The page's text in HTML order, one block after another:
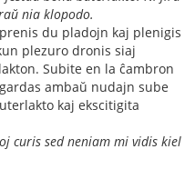
nia klopodo.
du pladojn kaj plenigis
plezuro dronis siaj
Subite en la ĉambron
ambaŭ nudajn sube
kaj ekscitigita
curis sed neniam mi vidis kiel